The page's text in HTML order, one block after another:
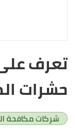
تعرف
حشرات
شركات مكافحة